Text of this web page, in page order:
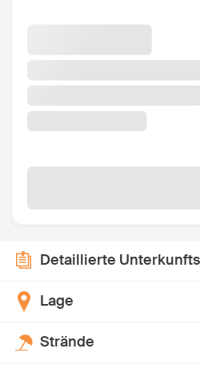
Detaillierte
Lage
Strände